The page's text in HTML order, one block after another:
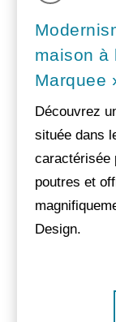
maison à
Marquee
Découvrez
située dans
caractérisée
poutres et
Design.